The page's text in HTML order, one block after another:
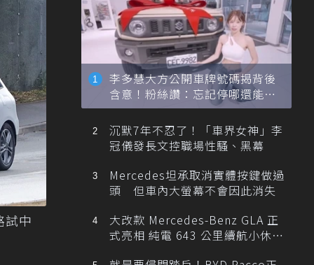
試中
李多慧大方公開車牌號碼揭背後
含意！粉絲讚：忘記停哪還能幫
忙找車
沉默7年不忍了！「車界女神」李
冠儀發長文控職場性騷、黑幕
Mercedes坦承取消實體按鍵做過
頭 但車內大螢幕不會因此消失
大改款 Mercedes-Benz GLA 正
式亮相 純電 643 公里續航小休